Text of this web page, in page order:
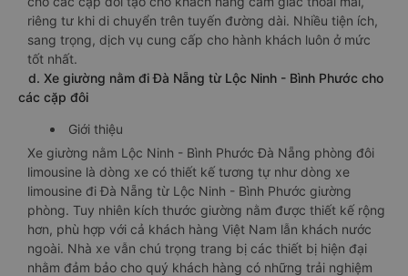
riêng tư khi di chuyển trên tuyến đường dài. Nhiều tiện ích,
sang trọng, dịch vụ cung cấp cho hành khách luôn ở mức
tốt nhất.
d. Xe giường nằm đi Đà Nẵng từ Lộc Ninh - Bình Phước cho
các cặp đôi
Giới thiệu
Xe giường nằm Lộc Ninh - Bình Phước Đà Nẵng phòng đôi
limousine là dòng xe có thiết kế tương tự như dòng xe
limousine đi Đà Nẵng từ Lộc Ninh - Bình Phước giường
phòng. Tuy nhiên kích thước giường nằm được thiết kế rộng
hơn, phù hợp với cả khách hàng Việt Nam lẫn khách nước
ngoài. Nhà xe vẫn chú trọng trang bị các thiết bị hiện đại
nhằm đảm bảo cho quý khách hàng có những trải nghiệm